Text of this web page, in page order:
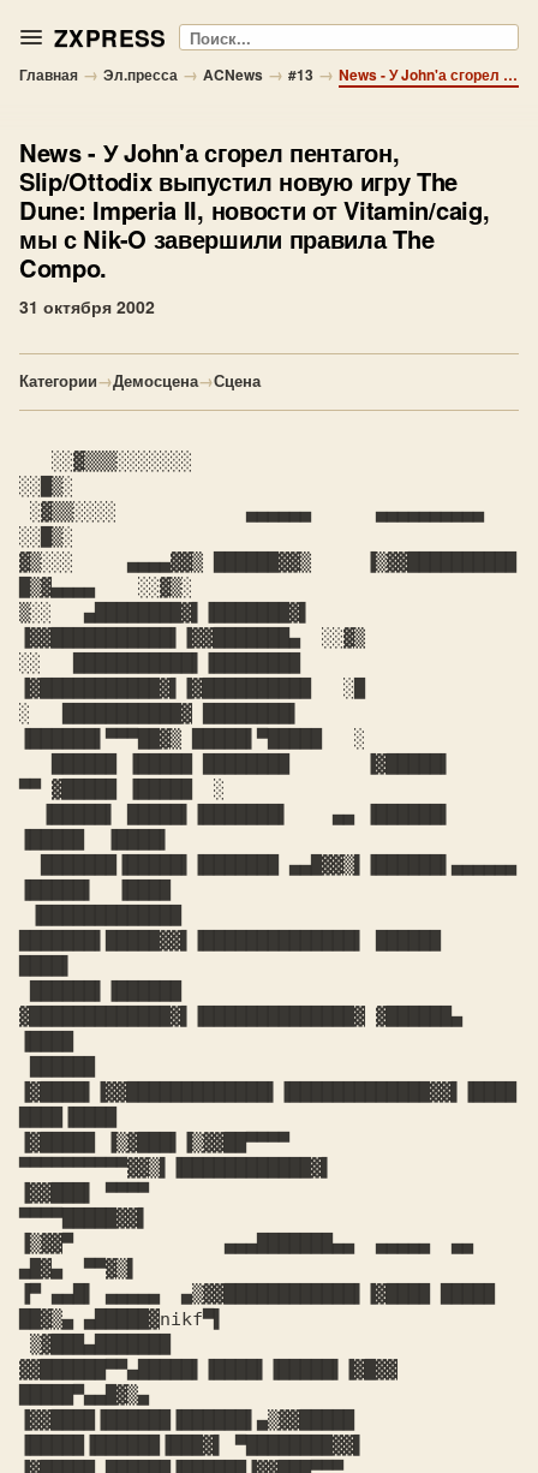
ZXPRESS Поиск
Главная → Эл.пресса → ACNews → #13 → News - У John'а сгорел пентагон, Slip/Ottodix выпустил новую игру The Dune: Imperia II, новости от Vitamin/caig, мы с Nik-O завершили правила The Compo.
News- У John'а сгорел пентагон,
Slip/Ottodix выпустил новую игру The
Dune: Imperia II, новости от Vitamin/caig,
мы с Nik-O завершили правила The
Compo.
31 октября 2002
Категории→Демосцена→Сцена
░░█▒░
░░█▒░
▓▒░░░     ▄▄▄▄▓▓▒ ██████▓▓▒     ▐▒▓▓██████████
█▒▓▄▄▄▄    ░░▓▒░
▒░░   ▄████████▓▌▐███████▓▌
▐▓▓███████████▌▐▓▓███████▄  ░░▓▒
░░   ███████████▌▐████████
▐▓███████████▓▌▐▓██████████   ░█
░   ███████████▓ ████████▌
▐██████▌▀▀▀██▓▒ █████▌▀█████   ░
▀▀ ▓█████ ▐█████  ░
███████▌█████▓▓▌▐██████████████▌ ██████
▓█████████████▓▌▐██████████████▓ ▓██████▄
▐▓████▌▐▓▓█████████████▌▐█████████████▓▓▌▐████
▐▓█████ ▐▒▓███▌▐▒▓▓██▀▀▀▀
▀▀▀▀▀▀▀▀▀▀▓▓▒▌▐████████████▓▌
▐▓▓███▌ ▀▀▀▀
▀▀▀▀█████▓▓▌
▐▒▓▓▀              ▄▄▄███████▄▄  ▄▄▄▄▄  ▄▄
▄█▓▄  ▀▀▓▒▌
▐▀ ▄▄█▌ ▄▄▄▄▄  ▄▒▓▓████████████▌▐▓████ █████
██▓▒▄ ▄█████▓nikf▀▌
▓▓██████▀▀▄█████▌▐████▌▐█████▌▐▓█▓▓
█████▀▄▄█▓▒▄
▐▓▓████▐██████▐██████▌▄▒▓▓█████
▐█████▐██████▐███▓▌ ▀████████▓▓▌